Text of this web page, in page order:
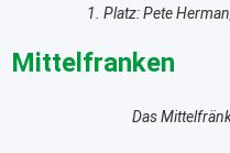
1. Platz: Pete
Mittelfranken
Das